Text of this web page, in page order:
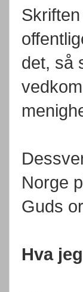
det, så
Norge
Guds
Hva